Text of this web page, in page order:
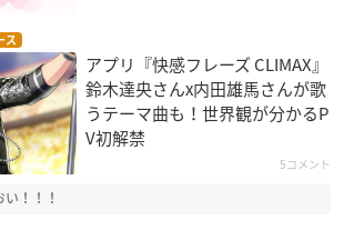
ス
アプリ『快感フレーズ CLIMAX』
鈴木達央さんx内田雄馬さんが歌
うテーマ曲も！世界観が分かるP
V初解禁
5コメント
！！！